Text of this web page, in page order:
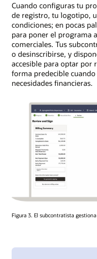
Cuando configuras tu
de registro, tu logotipo,
condiciones; en pocas
para poner el programa
comerciales. Tus
o desinscribirse, y
accesible para optar por
forma predecible
necesidades financieras.
Figura 3. El subcontratista